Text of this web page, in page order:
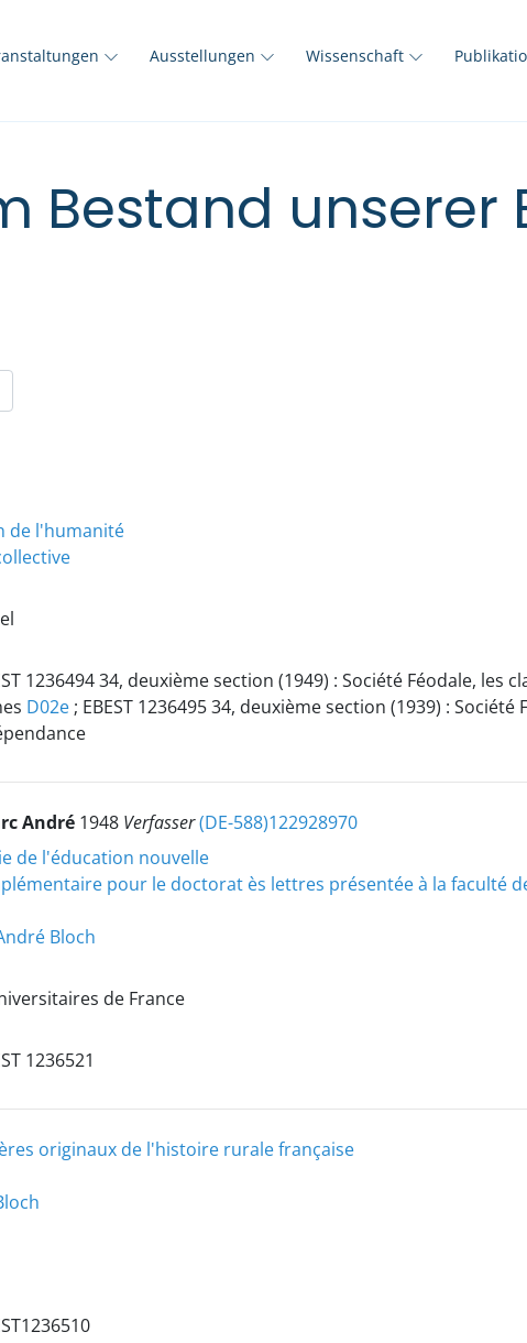
Ausstellungen Wissenschaft
Bestand unserer
de l'humanité
1236494 34, deuxième section (1949) : Société Féodale, les
D02e; EBEST 1236495 34, deuxième section (1939) :
André 1948 Verfasser(DE-588)122928970
de l'éducation nouvelle
pour le doctorat ès lettres présentée à la faculté
Bloch
de France
1236521
originaux de l'histoire rurale française